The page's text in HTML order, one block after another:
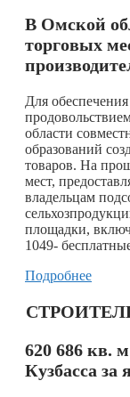
В Омской
торговых
Для
области
образований
товаров. На
мест,
владельцам
площадки,
1049-
Подробнее
620 686 кв.
Кузбасса за